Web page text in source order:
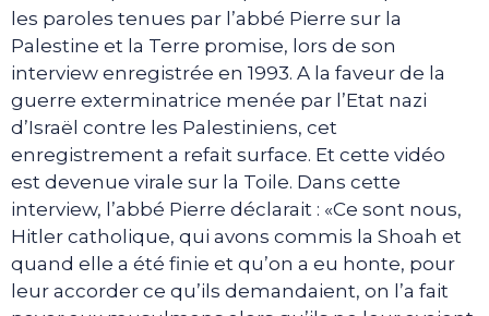
les paroles tenues par l’abbé Pierre sur la
Palestine et la Terre promise, lors de son
interview enregistrée en 1993. A la faveur de la
guerre exterminatrice menée par l’Etat nazi
d’Israël contre les Palestiniens, cet
enregistrement a refait surface. Et cette vidéo
est devenue virale sur la Toile. Dans cette
interview, l’abbé Pierre déclarait : «Ce sont nous,
Hitler catholique, qui avons commis la Shoah et
quand elle a été finie et qu’on a eu honte, pour
leur accorder ce qu’ils demandaient, on l’a fait